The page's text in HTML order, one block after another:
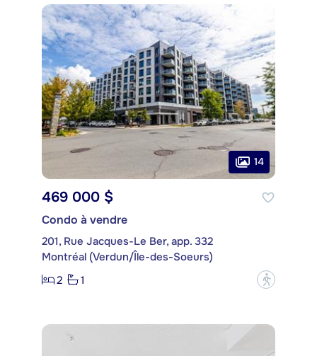
14
469 000 $
Condo à vendre
201, Rue Jacques-Le Ber, app. 332
Montréal (Verdun/Île-des-Soeurs)
2
1 ?